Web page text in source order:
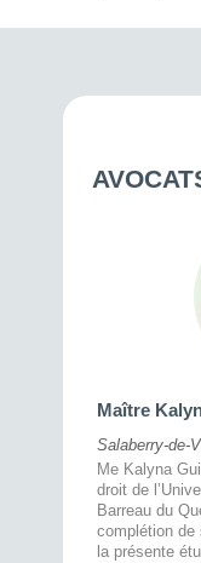
Maître
Salaberry-de-
Me Kalyna
droit de
Barreau du
complétion de
la présente